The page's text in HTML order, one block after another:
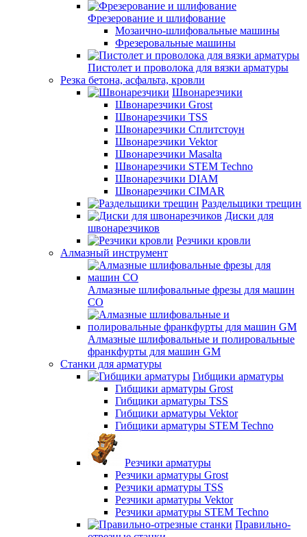
Фрезерование и шлифование
Мозаично-шлифовальные машины
Фрезеровальные машины
Пистолет и проволока для вязки арматуры
Резка бетона, асфальта, кровли
Швонарезчики
Швонарезчики Grost
Швонарезчики TSS
Швонарезчики Сплитстоун
Швонарезчики Vektor
Швонарезчики Masalta
Швонарезчики STEM Techno
Швонарезчики DIAM
Швонарезчики CIMAR
Раздельщики трещин
Диски для
швонарезчиков
Резчики кровли
Алмазный инструмент
Алмазные шлифовальные фрезы для машин
СО
Алмазные шлифовальные и полировальные
франкфурты для машин GM
Станки для арматуры
Гибщики арматуры
Гибщики арматуры Grost
Гибщики арматуры TSS
Гибщики арматуры Vektor
Гибщики арматуры STEM Techno
Резчики арматуры
Резчики арматуры Grost
Резчики арматуры TSS
Резчики арматуры Vektor
Резчики арматуры STEM Techno
Правильно-